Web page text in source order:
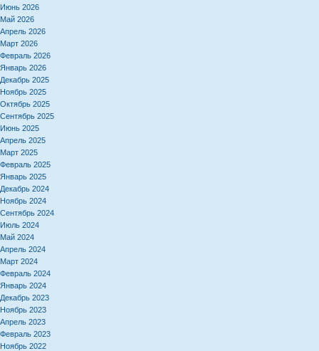
Июнь 2026
Май 2026
Апрель 2026
Март 2026
Февраль 2026
Январь 2026
Декабрь 2025
Ноябрь 2025
Октябрь 2025
Сентябрь 2025
Июнь 2025
Апрель 2025
Март 2025
Февраль 2025
Январь 2025
Декабрь 2024
Ноябрь 2024
Сентябрь 2024
Июль 2024
Май 2024
Апрель 2024
Март 2024
Февраль 2024
Январь 2024
Декабрь 2023
Ноябрь 2023
Апрель 2023
Февраль 2023
Ноябрь 2022